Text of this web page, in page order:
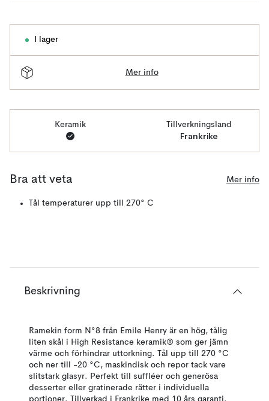
I lager
Mer info
Keramik Tillverkningsland
Frankrike
Bra att veta Mer info
Tål temperaturer upp till 270° C
Beskrivning
Ramekin form N°8 från Emile Henry är en hög, tålig
liten skål i High Resistance keramik® som ger jämn
värme och förhindrar uttorkning. Tål upp till 270 °C
och ner till -20 °C, maskindisk och repor tack vare
slitstark glasyr. Perfekt till suffléer och generösa
desserter eller gratinerade rätter i individuella
portioner. Tillverkad i Frankrike med 10 års garanti.